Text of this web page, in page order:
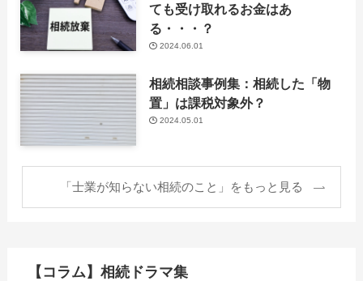
ても受け取れるお金はあ
る・・・？
2024.06.01
相続相談事例集：相続した「物
置」は課税対象外？
2024.05.01
「士業が知らない相続のこと」をもっと見る
【コラム】相続ドラマ集